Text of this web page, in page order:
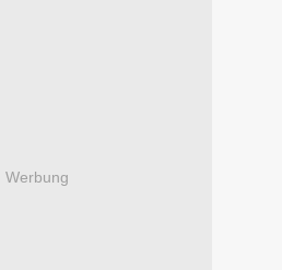
Werbung